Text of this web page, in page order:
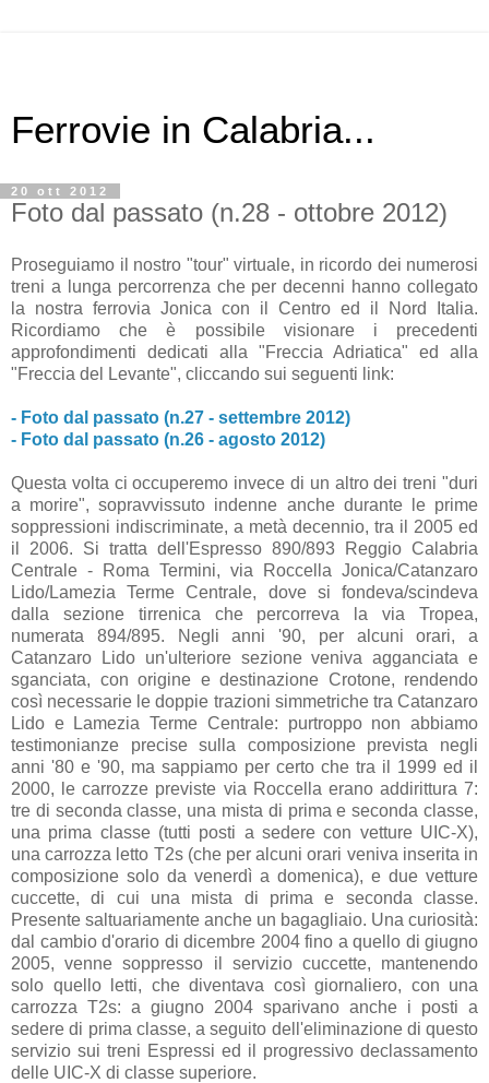
Ferrovie in Calabria...
20 ott 2012
Foto dal passato (n.28 - ottobre 2012)
Proseguiamo il nostro "tour" virtuale, in ricordo dei numerosi
treni a lunga percorrenza che per decenni hanno collegato
la nostra ferrovia Jonica con il Centro ed il Nord Italia.
Ricordiamo che è possibile visionare i precedenti
approfondimenti dedicati alla "Freccia Adriatica" ed alla
"Freccia del Levante", cliccando sui seguenti link:
- Foto dal passato (n.27 - settembre 2012)
- Foto dal passato (n.26 - agosto 2012)
Questa volta ci occuperemo invece di un altro dei treni "duri
a morire", sopravvissuto indenne anche durante le prime
soppressioni indiscriminate, a metà decennio, tra il 2005 ed
il 2006. Si tratta dell'Espresso 890/893 Reggio Calabria
Centrale - Roma Termini, via Roccella Jonica/Catanzaro
Lido/Lamezia Terme Centrale, dove si fondeva/scindeva
dalla sezione tirrenica che percorreva la via Tropea,
numerata 894/895. Negli anni '90, per alcuni orari, a
Catanzaro Lido un'ulteriore sezione veniva agganciata e
sganciata, con origine e destinazione Crotone, rendendo
così necessarie le doppie trazioni simmetriche tra Catanzaro
Lido e Lamezia Terme Centrale: purtroppo non abbiamo
testimonianze precise sulla composizione prevista negli
anni '80 e '90, ma sappiamo per certo che tra il 1999 ed il
2000, le carrozze previste via Roccella erano addirittura 7:
tre di seconda classe, una mista di prima e seconda classe,
una prima classe (tutti posti a sedere con vetture UIC-X),
una carrozza letto T2s (che per alcuni orari veniva inserita in
composizione solo da venerdì a domenica), e due vetture
cuccette, di cui una mista di prima e seconda classe.
Presente saltuariamente anche un bagagliaio. Una curiosità:
dal cambio d'orario di dicembre 2004 fino a quello di giugno
2005, venne soppresso il servizio cuccette, mantenendo
solo quello letti, che diventava così giornaliero, con una
carrozza T2s: a giugno 2004 sparivano anche i posti a
sedere di prima classe, a seguito dell'eliminazione di questo
servizio sui treni Espressi ed il progressivo declassamento
delle UIC-X di classe superiore.